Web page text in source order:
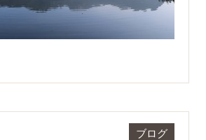
ブログ